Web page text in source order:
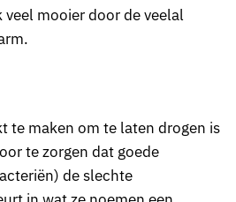
mooier door de veelal
te maken om te laten drogen is
te zorgen dat goede
de slechte